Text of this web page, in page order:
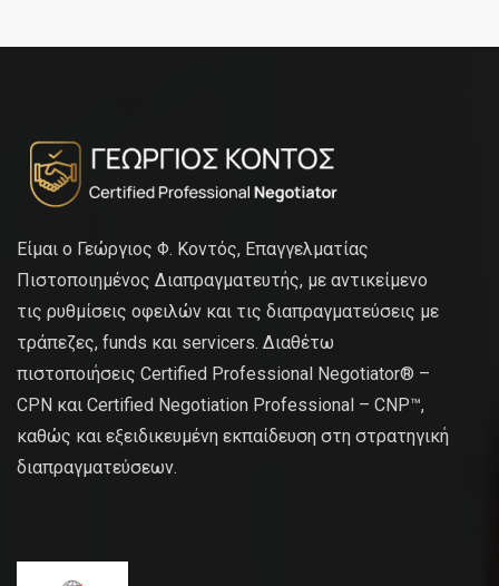
Είμαι ο Γεώργιος Φ. Κοντός, Επαγγελματίας
Πιστοποιημένος Διαπραγματευτής, με αντικείμενο
τις ρυθμίσεις οφειλών και τις διαπραγματεύσεις με
τράπεζες, funds και servicers. Διαθέτω
πιστοποιήσεις Certified Professional Negotiator® –
CPN και Certified Negotiation Professional – CNP™,
καθώς και εξειδικευμένη εκπαίδευση στη στρατηγική
διαπραγματεύσεων.